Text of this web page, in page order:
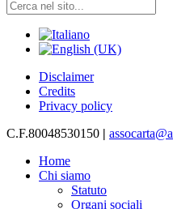
Disclaimer
Credits
Privacy policy
C.F.80048530150 |
Home
Chi siamo
Statuto
Organi sociali